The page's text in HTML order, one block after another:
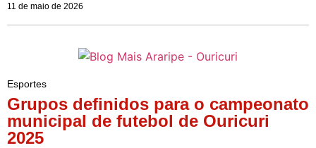
11 de maio de 2026
Esportes
Grupos definidos para o campeonato
municipal de futebol de Ouricuri
2025